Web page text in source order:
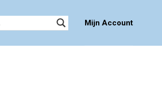
Mijn Account